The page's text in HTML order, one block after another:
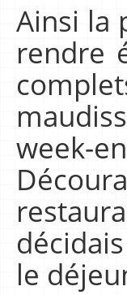
Ainsi la
rendre
week-
le